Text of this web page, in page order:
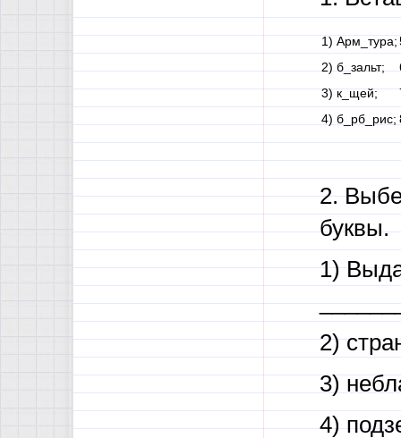
1) Арм_тура;
2) б_зальт;
3) к_щей;
4) б_рб_рис;
2.
буквы.
1)
2)
3)
4)